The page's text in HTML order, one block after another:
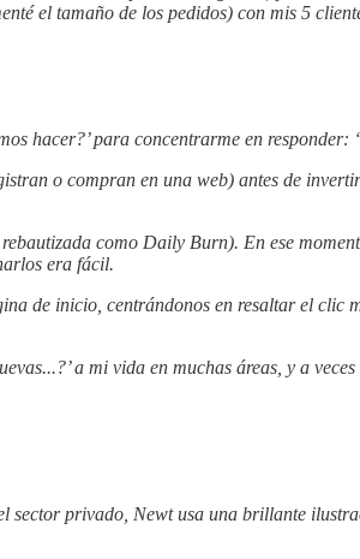
el tamaño de los pedidos) con mis 5
hacer?’ para concentrarme en responder:
o compran en una web) antes de
como Daily Burn). En ese
era fácil.
de inicio, centrándonos en resaltar el clic
a mi vida en muchas áreas, y a
privado, Newt usa una brillante